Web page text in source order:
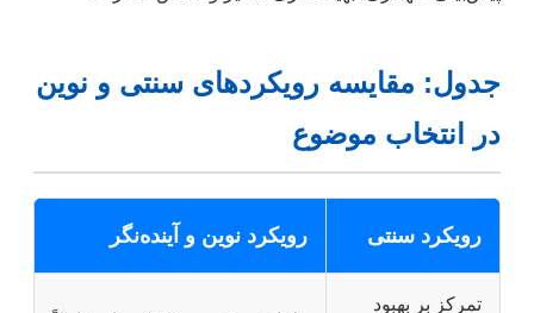
جدول: مقایسه رویکردهای سنتی و نوین
در انتخاب موضوع
رویکرد سنتی رویکرد نوین و آینده‌نگر
تمرکز بر بهبود